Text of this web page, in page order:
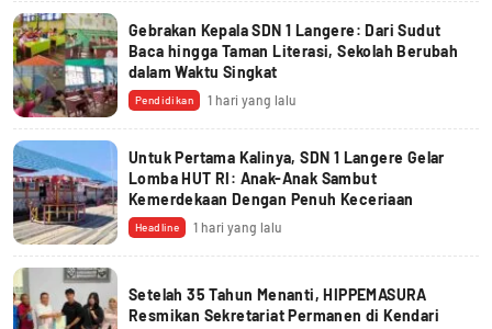
Gebrakan Kepala SDN 1 Langere: Dari Sudut
Baca hingga Taman Literasi, Sekolah Berubah
dalam Waktu Singkat
Pendidikan 1 hari yang lalu
Untuk Pertama Kalinya, SDN 1 Langere Gelar
Lomba HUT RI: Anak-Anak Sambut
Kemerdekaan Dengan Penuh Keceriaan
Headline 1 hari yang lalu
Setelah 35 Tahun Menanti, HIPPEMASURA
Resmikan Sekretariat Permanen di Kendari